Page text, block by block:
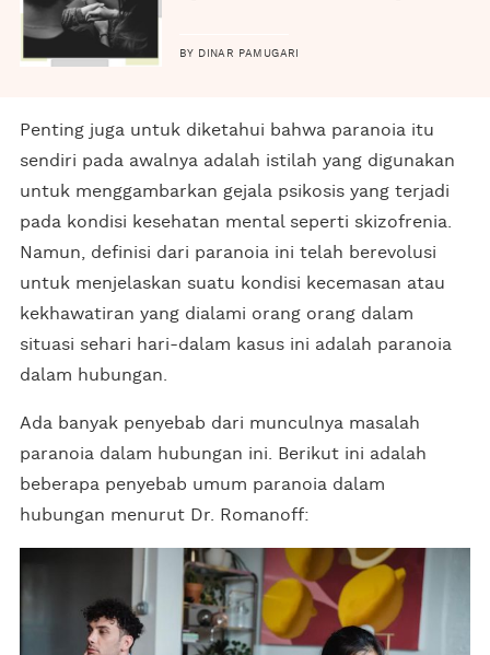
BY DINAR PAMUGARI
Penting juga untuk diketahui bahwa paranoia itu
sendiri pada awalnya adalah istilah yang digunakan
untuk menggambarkan gejala psikosis yang terjadi
pada kondisi kesehatan mental seperti skizofrenia.
Namun, definisi dari paranoia ini telah berevolusi
untuk menjelaskan suatu kondisi kecemasan atau
kekhawatiran yang dialami orang orang dalam
situasi sehari hari-dalam kasus ini adalah paranoia
dalam hubungan.
Ada banyak penyebab dari munculnya masalah
paranoia dalam hubungan ini. Berikut ini adalah
beberapa penyebab umum paranoia dalam
hubungan menurut Dr. Romanoff: